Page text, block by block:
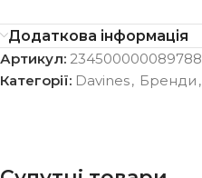
Додаткова інформація
Артикул: 234500000089788
Категорії: Davines, Бренди ,